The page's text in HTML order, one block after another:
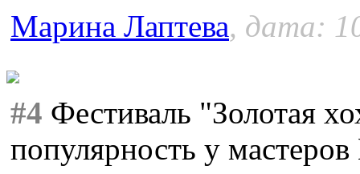
Марина Лаптева, дата:
#4 Фестиваль "Золотая
популярность у